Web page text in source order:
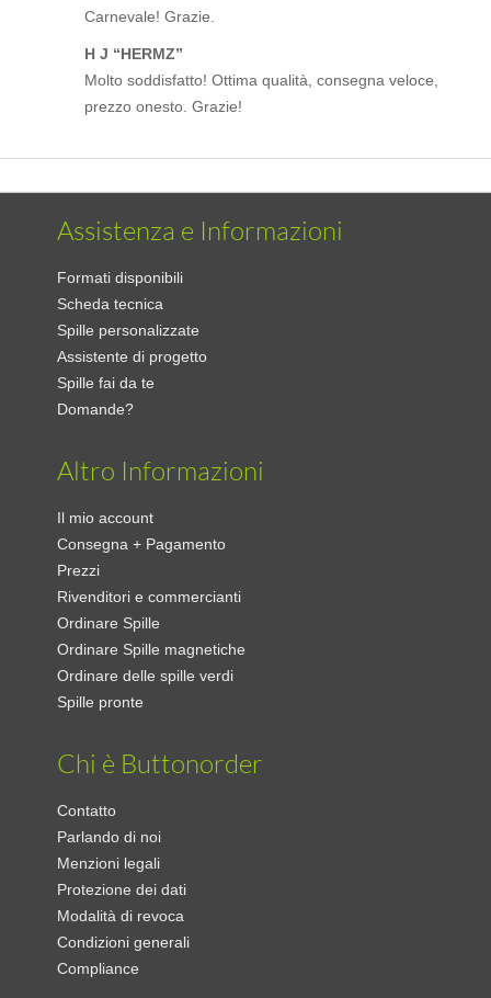
Carnevale! Grazie.
H J “HERMZ”
Molto soddisfatto! Ottima qualità, consegna veloce,
prezzo onesto. Grazie!
Assistenza e Informazioni
Formati disponibili
Scheda tecnica
Spille personalizzate
Assistente di progetto
Spille fai da te
Domande?
Altro Informazioni
Il mio account
Consegna + Pagamento
Prezzi
Rivenditori e commercianti
Ordinare Spille
Ordinare Spille magnetiche
Ordinare delle spille verdi
Spille pronte
Chi è Buttonorder
Contatto
Parlando di noi
Menzioni legali
Protezione dei dati
Modalità di revoca
Condizioni generali
Compliance